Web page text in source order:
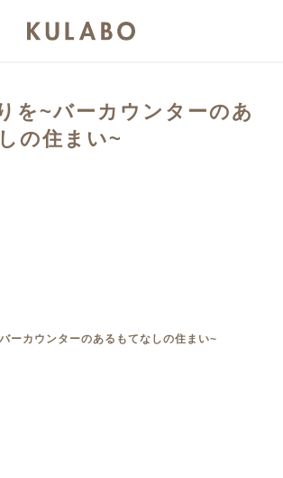
を~バーカウンターのあ
の住まい~